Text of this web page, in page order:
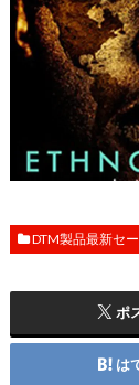
DTM製品最新セ
ポ
は